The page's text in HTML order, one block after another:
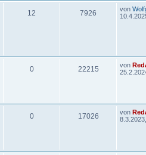
12 7926 von
0 22215 von
0 17026 von